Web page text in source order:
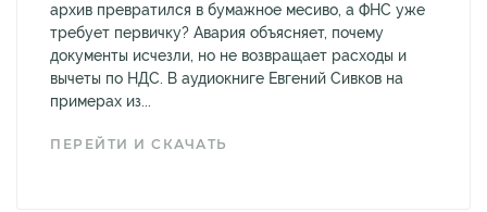
архив превратился в бумажное месиво, а ФНС уже
требует первичку? Авария объясняет, почему
документы исчезли, но не возвращает расходы и
вычеты по НДС. В аудиокниге Евгений Сивков на
примерах из...
ПЕРЕЙТИ И СКАЧАТЬ